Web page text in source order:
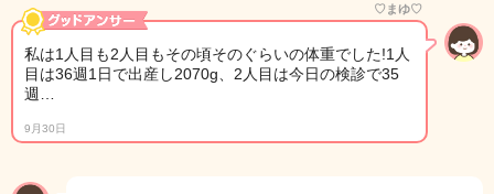
♡まゆ♡
私は1人目も2人目もその頃そのぐらいの体重でした!1人
目は36週1日で出産し2070g、2人目は今日の検診で35
週…
9月30日